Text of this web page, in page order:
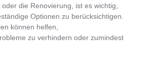
die Renovierung, ist es wichtig,
Optionen zu berücksichtigen.
können helfen,
zu verhindern oder zumindest